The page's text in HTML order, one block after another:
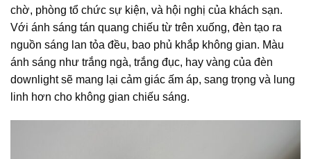
chờ, phòng tổ chức sự kiện, và hội nghị của khách sạn.
Với ánh sáng tán quang chiếu từ trên xuống, đèn tạo ra
nguồn sáng lan tỏa đều, bao phủ khắp không gian. Màu
ánh sáng như trắng ngà, trắng đục, hay vàng của đèn
downlight sẽ mang lại cảm giác ấm áp, sang trọng và lung
linh hơn cho không gian chiếu sáng.